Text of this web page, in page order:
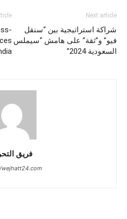
Next article
شراكة استراتيجية بين “سنقل
فيو” و”ثقة” على هامش “سيملس
السعودية 2024”
فريق